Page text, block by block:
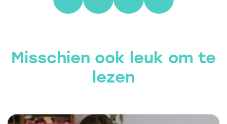
Misschien ook leuk om te
lezen